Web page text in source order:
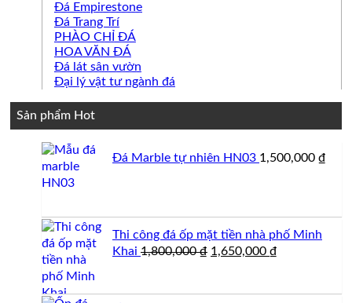
Đá Empirestone
Đá Trang Trí
PHÀO CHỈ ĐÁ
HOA VĂN ĐÁ
Đá lát sân vườn
Đại lý vật tư ngành đá
Sản phẩm Hot
Đá Marble tự nhiên HN03 1,500,000 ₫
Thi công đá ốp mặt tiền nhà phố Minh
Khai 1,800,000₫ Giá
1,650,000 ₫